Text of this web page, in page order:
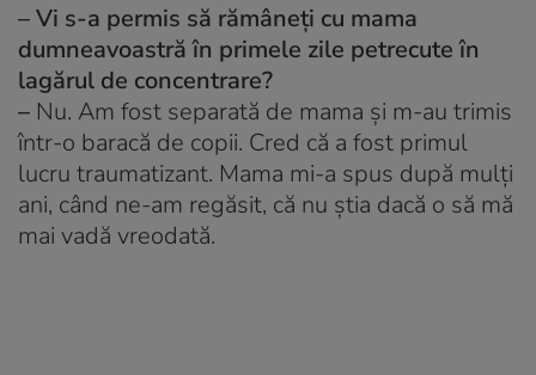
– Vi s-a permis să rămâneți cu mama
dumneavoastră în primele zile petrecute în
lagărul de concentrare?
– Nu. Am fost separată de mama și m-au trimis
într-o baracă de copii. Cred că a fost primul
lucru traumatizant. Mama mi-a spus după mulți
ani, când ne-am regăsit, că nu știa dacă o să mă
mai vadă vreodată.